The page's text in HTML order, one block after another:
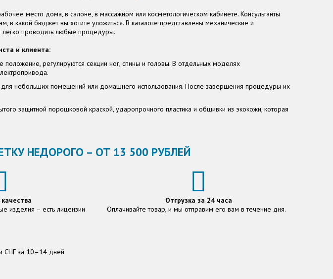
место дома, в салоне, в массажном или косметологическом кабинете. Консультанты
в какой бюджет вы хотите уложиться. В каталоге представлены механические и
легко проводить любые процедуры.
и клиента:
положение, регулируются секции ног, спины и головы. В отдельных моделях
для небольших помещений или домашнего использования. После завершения процедуры их
защитной порошковой краской, ударопрочного пластика и обшивки из экокожи, которая
НЕДОРОГО – ОТ 13 500 РУБЛЕЙ
изделия – есть лицензии
Отгрузка за 24 часа
Оплачивайте товар, и мы отправим его вам в течение дня.
СНГ за 10–14 дней